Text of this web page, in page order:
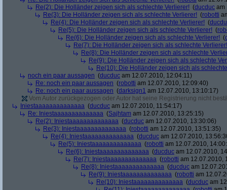
Re(2): Die Holländer zeigen sich als schlechte Verlierer! (ducduc am
Re(3): Die Holländer zeigen sich als schlechte Verlierer! (robotti
Re(4): Die Holländer zeigen sich als schlechte Verlierer! (
Re(5): Die Holländer zeigen sich als schlechte Verlierer! (
Re(6): Die Holländer zeigen sich als schlechte Verlierer! (
Re(7): Die Holländer zeigen sich als schlechte Verlierer!
Re(8): Die Holländer zeigen sich als schlechte
Re(9): Die Holländer zeigen sich als schlechte
Re(10): Die Holländer zeigen sich als
noch ein paar aussagen (ducduc am 12.07.2010, 12:04:11)
Re: noch ein paar aussagen (robotti am 12.07.2010, 12:09:40)
Re: noch ein paar aussagen (darksign1 am 12.07.2010, 13:10:17)
Vom Autor zurückgezogen oder Autor hat seine Registrierung nicht
Iniestaaaaaaaaaaaaaa (ducduc am 12.07.2010, 11:54:17)
Re: Iniestaaaaaaaaaaaaaa (Sajhtam am 12.07.2010, 13:25:15)
Re(2): Iniestaaaaaaaaaaaaaa (ducduc am 12.07.2010, 13:30:06)
Re(3): Iniestaaaaaaaaaaaaaa (robotti am 12.07.2010, 13:51:35)
Re(4): Iniestaaaaaaaaaaaaaa (ducduc am 12.07.2010,
Re(5): Iniestaaaaaaaaaaaaaa (robotti am 12.07.2010,
Re(6): Iniestaaaaaaaaaaaaaa (ducduc am 12.07.2010,
Re(7): Iniestaaaaaaaaaaaaaa (robotti am 12.07.2010,
Re(8): Iniestaaaaaaaaaaaaaa (ducduc am
Re(9): Iniestaaaaaaaaaaaaaa (robotti am
Re(10): Iniestaaaaaaaaaaaaaa (ducduc am